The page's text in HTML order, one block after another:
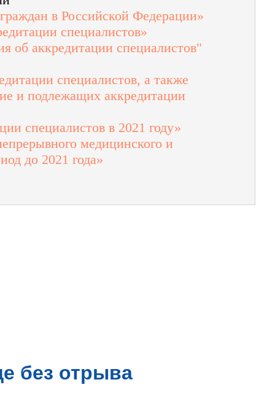
в Российской Федерации»
специалистов»
об аккредитации специалистов"
специалистов, а также
и подлежащих аккредитации
специалистов в 2021 году»
медицинского и
до 2021 года»
без отрыва